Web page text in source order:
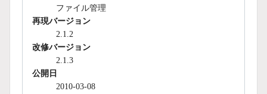
ファイル管理
再現バージョン
2.1.2
改修バージョン
2.1.3
公開日
2010-03-08